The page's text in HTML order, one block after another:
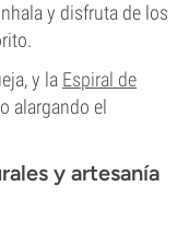
y disfruta de los
y la Espiral de
alargando el
y artesanía